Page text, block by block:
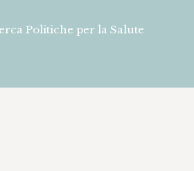
Politiche per la Salute